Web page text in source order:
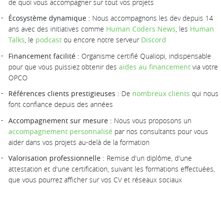
de quoi vous accompagner sur tout vos projets
Écosystème dynamique : Nous accompagnons les dev depuis 14
ans avec des initiatives comme Human Coders News, les Human
Talks, le podcast ou encore notre serveur Discord
Financement facilité : Organisme certifié Qualiopi, indispensable
pour que vous puissiez obtenir des aides au financement via votre
OPCO
Références clients prestigieuses : De nombreux clients qui nous
font confiance depuis des années
Accompagnement sur mesure : Nous vous proposons un
accompagnement personnalisé par nos consultants pour vous
aider dans vos projets au-delà de la formation
Valorisation professionnelle : Remise d'un diplôme, d'une
attestation et d'une certification, suivant les formations effectuées,
que vous pourrez afficher sur vos CV et réseaux sociaux